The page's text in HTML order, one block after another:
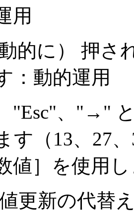
用
的に） 押さ
：動的運用
"Esc"、"→"
す（13、27
値］を使用
更新の代替